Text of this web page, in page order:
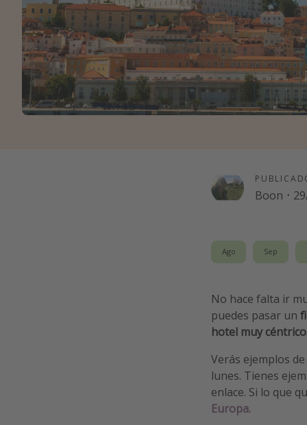
Boon ·
Ago Sep
No hace falta ir
puedes pasar un
hotel muy céntrico
Verás ejemplos de
lunes. Tienes
enlace. Si lo que
Europa.